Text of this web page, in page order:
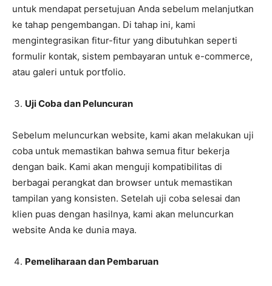
untuk mendapat persetujuan Anda sebelum melanjutkan
ke tahap pengembangan. Di tahap ini, kami
mengintegrasikan fitur-fitur yang dibutuhkan seperti
formulir kontak, sistem pembayaran untuk e-commerce,
atau galeri untuk portfolio.
Uji Coba dan Peluncuran
Sebelum meluncurkan website, kami akan melakukan uji
coba untuk memastikan bahwa semua fitur bekerja
dengan baik. Kami akan menguji kompatibilitas di
berbagai perangkat dan browser untuk memastikan
tampilan yang konsisten. Setelah uji coba selesai dan
klien puas dengan hasilnya, kami akan meluncurkan
website Anda ke dunia maya.
Pemeliharaan dan Pembaruan